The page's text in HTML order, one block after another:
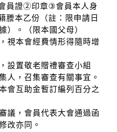
員證②印章③會員本人身
謄本乙份（註：限申請日
）。（限本國父母）
視本會經費情形得隨時增
設置敬老贈禮審查小組
人，召集審查有關事宜。
會互助金暫訂編列百分之
議，會員代表大會通過函
改亦同。